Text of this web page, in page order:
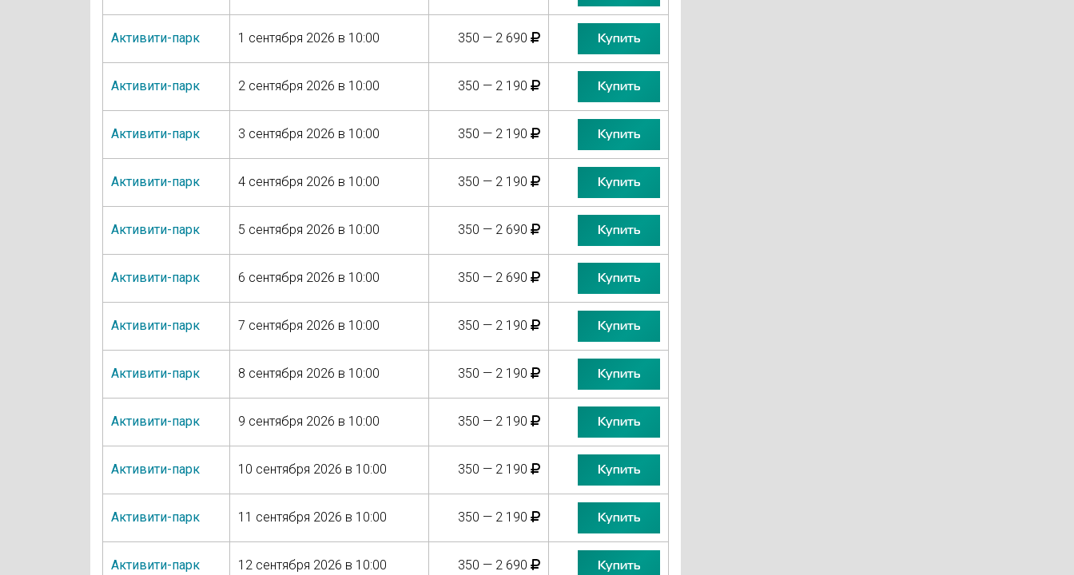
Активити-парк 1 сентября 2026 в 10:00 350 — 2 690 Купить
Активити-парк 2 сентября 2026 в 10:00 350 — 2 190 Купить
Активити-парк 3 сентября 2026 в 10:00 350 — 2 190 Купить
Активити-парк 4 сентября 2026 в 10:00 350 — 2 190 Купить
Активити-парк 5 сентября 2026 в 10:00 350 — 2 690 Купить
Активити-парк 6 сентября 2026 в 10:00 350 — 2 690 Купить
Активити-парк 7 сентября 2026 в 10:00 350 — 2 190 Купить
Активити-парк 8 сентября 2026 в 10:00 350 — 2 190 Купить
Активити-парк 9 сентября 2026 в 10:00 350 — 2 190 Купить
Активити-парк 10 сентября 2026 в 10:00 350 — 2 190 Купить
Активити-парк 11 сентября 2026 в 10:00 350 — 2 190 Купить
Активити-парк 12 сентября 2026 в 10:00 350 — 2 690 Купить